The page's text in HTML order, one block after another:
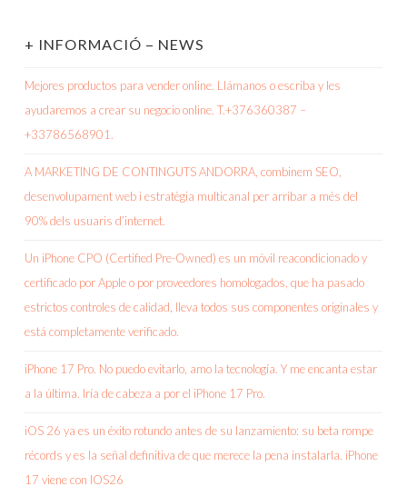
+ INFORMACIÓ – NEWS
Mejores productos para vender online. Llámanos o escriba y les
ayudaremos a crear su negocio online. T.+376360387 –
+33786568901.
A MARKETING DE CONTINGUTS ANDORRA, combinem SEO,
desenvolupament web i estratègia multicanal per arribar a més del
90% dels usuaris d’internet.
Un iPhone CPO (Certified Pre-Owned) es un móvil reacondicionado y
certificado por Apple o por proveedores homologados, que ha pasado
estrictos controles de calidad, lleva todos sus componentes originales y
está completamente verificado.
iPhone 17 Pro. No puedo evitarlo, amo la tecnología. Y me encanta estar
a la última. Iría de cabeza a por el iPhone 17 Pro.
iOS 26 ya es un éxito rotundo antes de su lanzamiento: su beta rompe
récords y es la señal definitiva de que merece la pena instalarla. iPhone
17 viene con IOS26